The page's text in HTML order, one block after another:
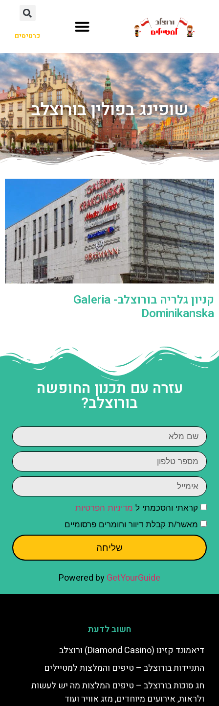
כרטיסים
שופינג בפולין בורוצלב
קניון גלריה בורוצלב- Galeria
Dominikanska
עזרה עם תכנון החופשה
בורוצלב?
קראתי והסכמתי ל מדיניות הפרטיות
מאשר/ת קבלת דיוור וחומרים פרסומיים
שליחה
Powered byGetYourGuide
חשוב לדעת
דיאמונד קזינו (Diamond Casino) ורוצלב
התניידות בורוצלב – טיפים והמלצות למטיילים
חג סוכות בורוצלב – טיפים המלצות מה יש לעשות
ולראות, אירועים מיוחדים, מזג אוויר ועוד